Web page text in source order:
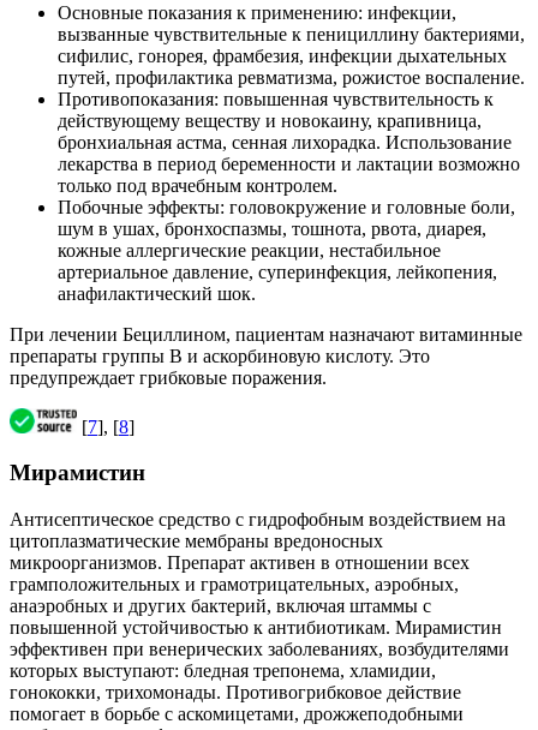
Основные показания к применению: инфекции,
вызванные чувствительные к пенициллину бактериями,
сифилис, гонорея, фрамбезия, инфекции дыхательных
путей, профилактика ревматизма, рожистое воспаление.
Противопоказания: повышенная чувствительность к
действующему веществу и новокаину, крапивница,
бронхиальная астма, сенная лихорадка. Использование
лекарства в период беременности и лактации возможно
только под врачебным контролем.
Побочные эффекты: головокружение и головные боли,
шум в ушах, бронхоспазмы, тошнота, рвота, диарея,
кожные аллергические реакции, нестабильное
артериальное давление, суперинфекция, лейкопения,
анафилактический шок.
При лечении Бециллином, пациентам назначают витаминные
препараты группы В и аскорбиновую кислоту. Это
предупреждает грибковые поражения.
[7], [8]
Мирамистин
Антисептическое средство с гидрофобным воздействием на
цитоплазматические мембраны вредоносных
микроорганизмов. Препарат активен в отношении всех
грамположительных и грамотрицательных, аэробных,
анаэробных и других бактерий, включая штаммы с
повышенной устойчивостью к антибиотикам. Мирамистин
эффективен при венерических заболеваниях, возбудителями
которых выступают: бледная трепонема, хламидии,
гонококки, трихомонады. Противогрибковое действие
помогает в борьбе с аскомицетами, дрожжеподобными